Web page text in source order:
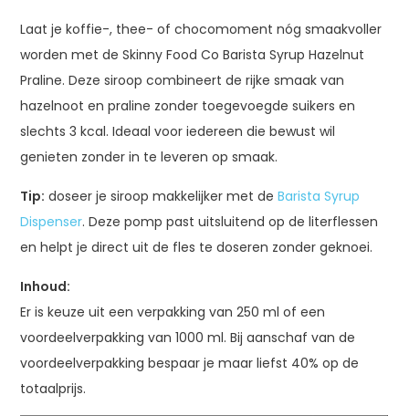
Laat je koffie-, thee- of chocomoment nóg smaakvoller
worden met de Skinny Food Co Barista Syrup Hazelnut
Praline. Deze siroop combineert de rijke smaak van
hazelnoot en praline zonder toegevoegde suikers en
slechts 3 kcal. Ideaal voor iedereen die bewust wil
genieten zonder in te leveren op smaak.
Tip: doseer je siroop makkelijker met deBarista Syrup
Dispenser. Deze pomp past uitsluitend op de literflessen
en helpt je direct uit de fles te doseren zonder geknoei.
Inhoud:
Er is keuze uit een verpakking van 250 ml of een
voordeelverpakking van 1000 ml. Bij aanschaf van de
voordeelverpakking bespaar je maar liefst 40% op de
totaalprijs.